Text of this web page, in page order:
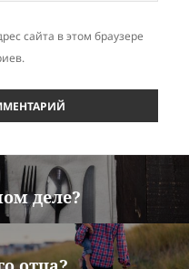
сайта в этом браузере
деле?